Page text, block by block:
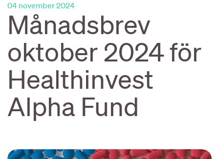
04 november 2024
Månadsbrev
oktober 2024 för
Healthinvest
Alpha Fund